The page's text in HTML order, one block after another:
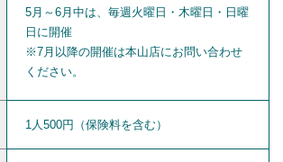
5月～6月中は、毎週火曜日・木曜日・日曜
日に開催
※7月以降の開催は本山店にお問い合わせ
ください。
1人500円（保険料を含む）